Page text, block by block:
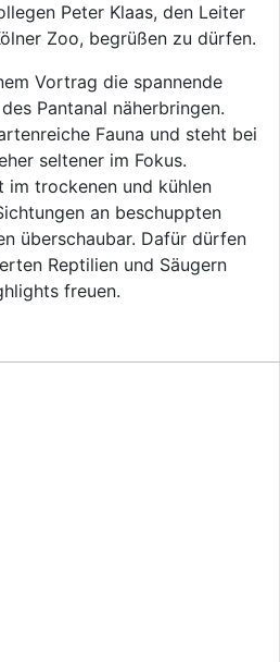
Peter Klaas, den Leiter
Zoo, begrüßen zu dürfen.
Vortrag die spannende
Pantanal näherbringen.
Fauna und steht bei
seltener im Fokus.
im trockenen und kühlen
an beschuppten
überschaubar. Dafür dürfen
Reptilien und Säugern
freuen.